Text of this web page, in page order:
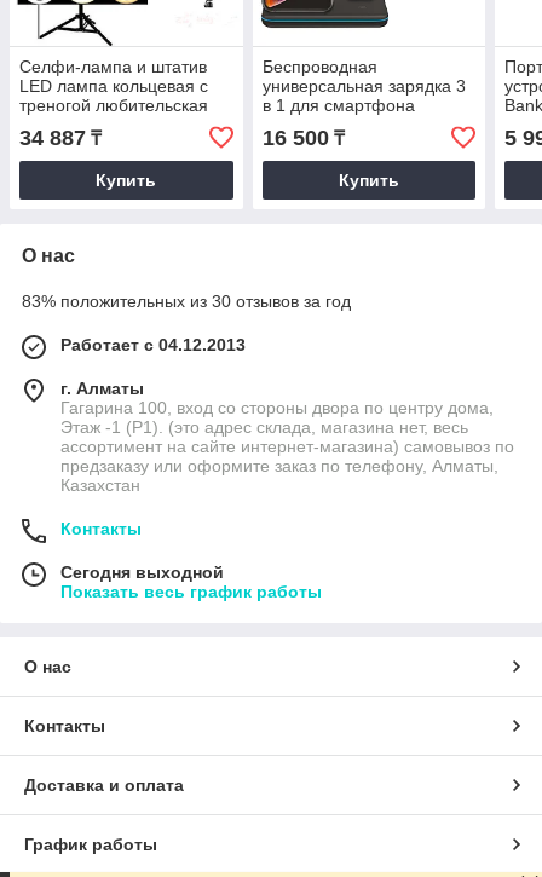
Селфи-лампа и штатив
LED лампа кольцевая с
треногой любительская
режима) 26 см
34 887 ₸
Купить
Беспроводная
универсальная зарядка 3
в 1 для смартфона
беспроводных наушников
и смарт часов черная
16 500₸
Купить
5
О нас
83% положительных из 30 отзывов за год
Работает с 04.12.2013
г. Алматы
Гагарина 100, вход со стороны двора по центру дома,
Этаж -1 (P1). (это адрес склада, магазина нет, весь
ассортимент на сайте интернет-магазина) самовывоз по
предзаказу или оформите заказ по телефону, Алматы,
Казахстан
Контакты
Сегодня выходной
Показать весь график работы
О нас
Контакты
Доставка и оплата
График работы